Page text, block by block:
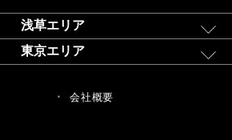
浅草エリア
東京エリア
会社概要